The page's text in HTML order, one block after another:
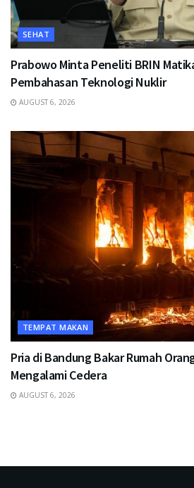
SEHAT
Prabowo Minta Peneliti BRIN
Pembahasan Teknologi Nuklir
AUGUST 6, 2026
TEMPAT MAKAN
Pria di Bandung Bakar Rumah
Mengalami Cedera
AUGUST 6, 2026